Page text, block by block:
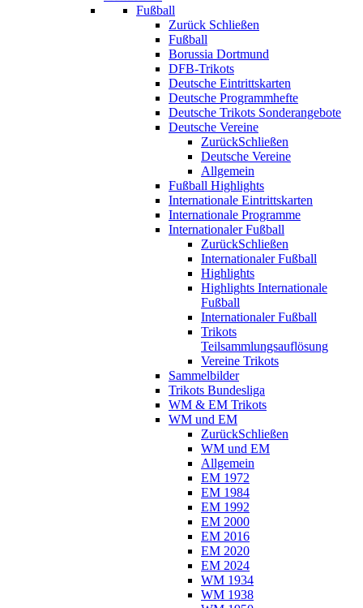
Fußball
Zurück Schließen
Fußball
Borussia Dortmund
DFB-Trikots
Deutsche Eintrittskarten
Deutsche Programmhefte
Deutsche Trikots Sonderangebote
Deutsche Vereine
ZurückSchließen
Deutsche Vereine
Allgemein
Fußball Highlights
Internationale Eintrittskarten
Internationale Programme
Internationaler Fußball
ZurückSchließen
Internationaler Fußball
Highlights
Highlights Internationale
Fußball
Internationaler Fußball
Trikots
Teilsammlungsauflösung
Vereine Trikots
Sammelbilder
Trikots Bundesliga
WM & EM Trikots
WM und EM
ZurückSchließen
WM und EM
Allgemein
EM 1972
EM 1984
EM 1992
EM 2000
EM 2016
EM 2020
EM 2024
WM 1934
WM 1938